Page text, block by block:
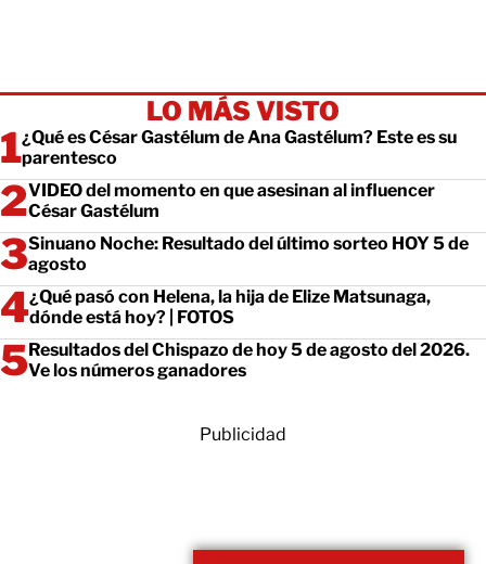
LO MÁS VISTO
¿Qué es César Gastélum de Ana Gastélum? Este es su
parentesco
VIDEO del momento en que asesinan al influencer
César Gastélum
Sinuano Noche: Resultado del último sorteo HOY 5 de
agosto
¿Qué pasó con Helena, la hija de Elize Matsunaga,
dónde está hoy? | FOTOS
Resultados del Chispazo de hoy 5 de agosto del 2026.
Ve los números ganadores
Publicidad